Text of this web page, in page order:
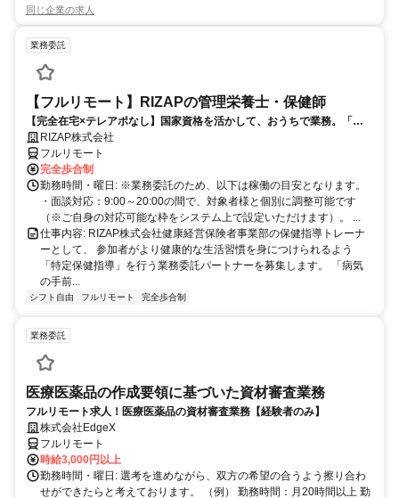
同じ企業の求人
業務委託
【フルリモート】RIZAPの管理栄養士・保健師
【完全在宅×テレアポなし】国家資格を活かして、おうちで業務。「も
う一つの安心」を。主婦・Wワーカー活躍中！「平日の日中だけ」「夕
方以降の数時間だけ」など、生活リズムに合わせた時間調整が可能で
す。1件ごとの成果報酬型だから、頑張った分だけ手応えのある収入
に。充実のサポート体制で、安心の在宅ワークを始めませんか？
RIZAP株式会社
フルリモート
完全歩合制
勤務時間・曜日: ※業務委託のため、以下は稼働の目安となります。
・面談対応：9:00～20:00の間で、対象者様と個別に調整可能です
（※ご自身の対応可能な枠をシステム上で設定いただけます）。 ...
仕事内容: RIZAP株式会社健康経営保険者事業部の保健指導トレーナ
ーとして、 参加者がより健康的な生活習慣を身につけられるよう
「特定保健指導」を行う業務委託パートナーを募集します。 「病気
の手前...
シフト自由 フルリモート 完全歩合制
業務委託
医療医薬品の作成要領に基づいた資材審査業務
フルリモート求人！医療医薬品の資材審査業務【経験者のみ】
株式会社EdgeX
フルリモート
時給3,000円以上
勤務時間・曜日: 選考を進めながら、双方の希望の合うよう擦り合わ
せができたらと考えております。 （例） 勤務時間：月20時間以上 勤